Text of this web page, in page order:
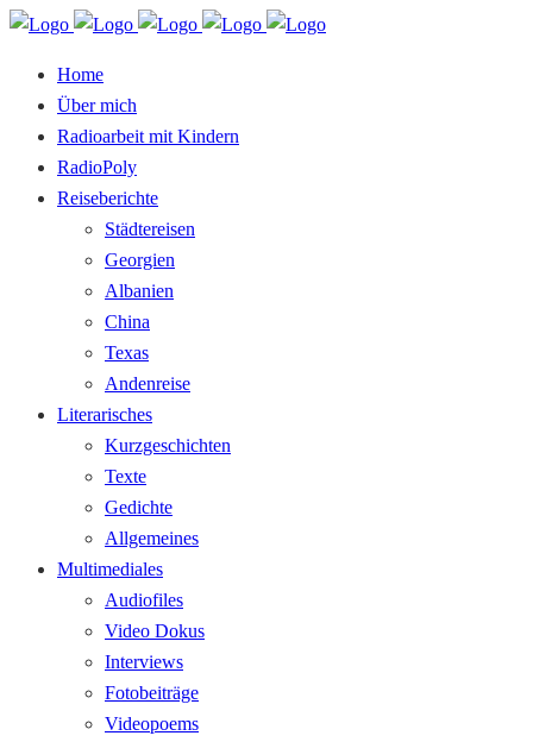
Home
Über mich
Radioarbeit mit Kindern
RadioPoly
Reiseberichte
Städtereisen
Georgien
Albanien
China
Texas
Andenreise
Literarisches
Kurzgeschichten
Texte
Gedichte
Allgemeines
Multimediales
Audiofiles
Video Dokus
Interviews
Fotobeiträge
Videopoems